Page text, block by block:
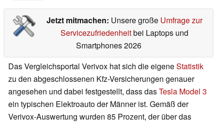
Jetzt mitmachen: Unsere große Umfrage zur
Servicezufriedenheitbei Laptops und
Smartphones 2026
Das Vergleichsportal Verivox hat sich die eigeneStatistik
zu den abgeschlossenen Kfz-Versicherungen genauer
angesehen und dabei festgestellt, dass dasTesla Model 3
ein typischen Elektroauto der Männer ist. Gemäß der
Verivox-Auswertung wurden 85 Prozent, der über das